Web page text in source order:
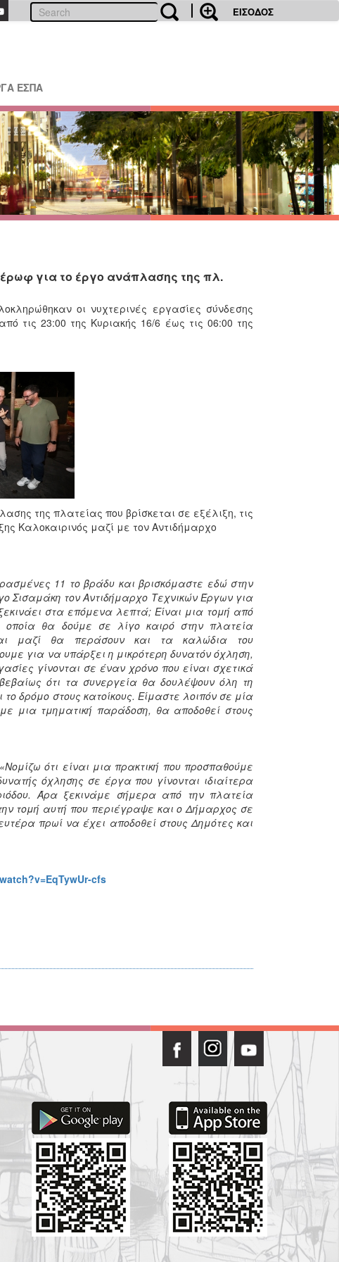
ΕΙΣΟΔΟΣ
ΕΣΠΑ
για το έργο ανάπλασης της πλ.
οι νυχτερινές εργασίες σύνδεσης
τις 23:00 της Κυριακής 16/6 έως τις 06:00 της
της πλατείας που βρίσκεται σε εξέλιξη, τις
Καλοκαιρινός μαζί με τον Αντιδήμαρχο
11 το βράδυ και βρισκόμαστε εδώ στην
Σισαμάκη τον Αντιδήμαρχο Τεχνικών Έργων για
στα επόμενα λεπτά; Είναι μια τομή από
θα δούμε σε λίγο καιρό στην πλατεία
μαζί θα περάσουν και τα καλώδια του
για να υπάρξει η μικρότερη δυνατόν όχληση,
γίνονται σε έναν χρόνο που είναι σχετικά
ότι τα συνεργεία θα δουλέψουν όλη τη
δρόμο στους κατοίκους. Είμαστε λοιπόν σε μία
μια τμηματική παράδοση, θα αποδοθεί στους
«Νομίζω ότι είναι μια πρακτική που προσπαθούμε
όχλησης σε έργα που γίνονται ιδιαίτερα
Άρα ξεκινάμε σήμερα από την πλατεία
τομή αυτή που περιέγραψε και ο Δήμαρχος σε
πρωί να έχει αποδοθεί στους Δημότες και
cfs